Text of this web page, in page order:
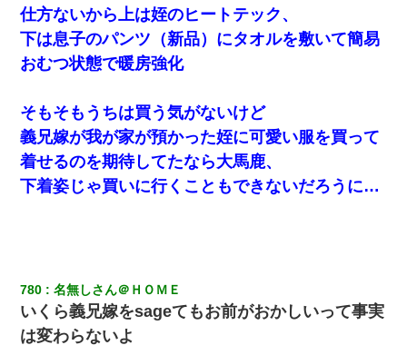
仕方ないから上は姪のヒートテック、
下は息子のパンツ（新品）にタオルを敷いて簡易
おむつ状態で暖房強化
そもそもうちは買う気がないけど
義兄嫁が我が家が預かった姪に可愛い服を買って
着せるのを期待してたなら大馬鹿、
下着姿じゃ買いに行くこともできないだろうに…
780 名無しさん＠ＨＯＭＥ
いくら義兄嫁をsageてもお前がおかしいって事実
は変わらないよ